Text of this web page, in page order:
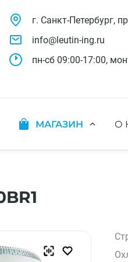
г. Санкт-Петербург,
info@leutin-ing.ru
пн-сб 09:00-17:00,
МАГАЗИН
Кассетные кондиционеры
Напольно-потолочные
Колонные кондиционеры
О